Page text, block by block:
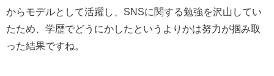
からモデルとして活躍し、SNSに関する勉強を沢山してい
たため、学歴でどうにかしたというよりかは努力が掴み取
った結果ですね。